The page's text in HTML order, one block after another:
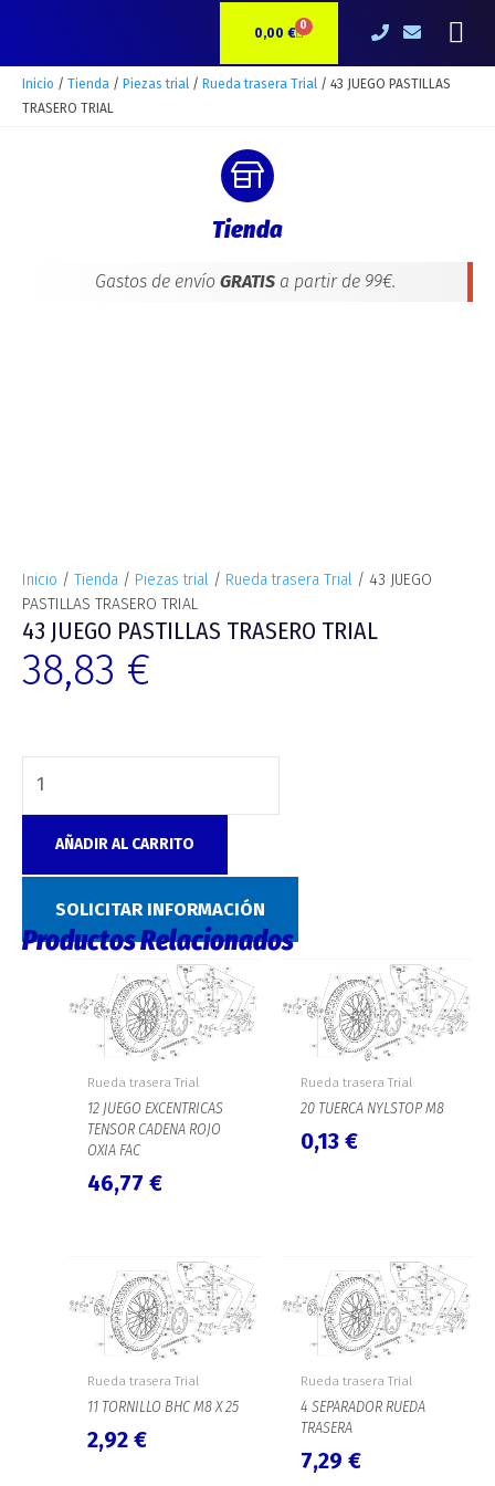
0,00 € 0CARRITO
Inicio / Tienda / Piezas trial / Rueda trasera Trial / 43 JUEGO PASTILLAS
TRASERO TRIAL
Tienda
Gastos de envío GRATISa partir de 99€.
Inicio / Tienda / Piezas trial / Rueda trasera Trial / 43 JUEGO
PASTILLAS TRASERO TRIAL
43 JUEGO PASTILLAS TRASERO TRIAL
38,83 €
TRASERO
TRIAL
AÑADIR AL CARRITO
SOLICITAR INFORMACIÓN
Productos Relacionados
Rueda trasera Trial
12 JUEGO EXCENTRICAS
TENSOR CADENA ROJO
OXIA FAC
46,77 €
Rueda trasera Trial
20 TUERCA NYLSTOP M8
0,13 €
Rueda trasera Trial
11 TORNILLO BHC M8 X 25
2,92 €
Rueda trasera Trial
4 SEPARADOR RUEDA
TRASERA
7,29 €